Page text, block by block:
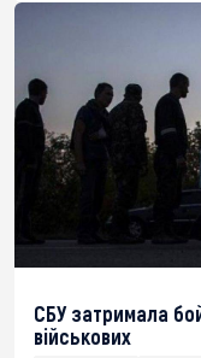
СБУ затримала
військових